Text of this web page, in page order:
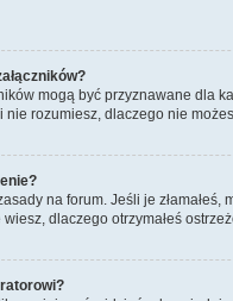
mogą być przyznawane dla
rozumiesz, dlaczego nie
na forum. Jeśli je
dlaczego otrzymałeś